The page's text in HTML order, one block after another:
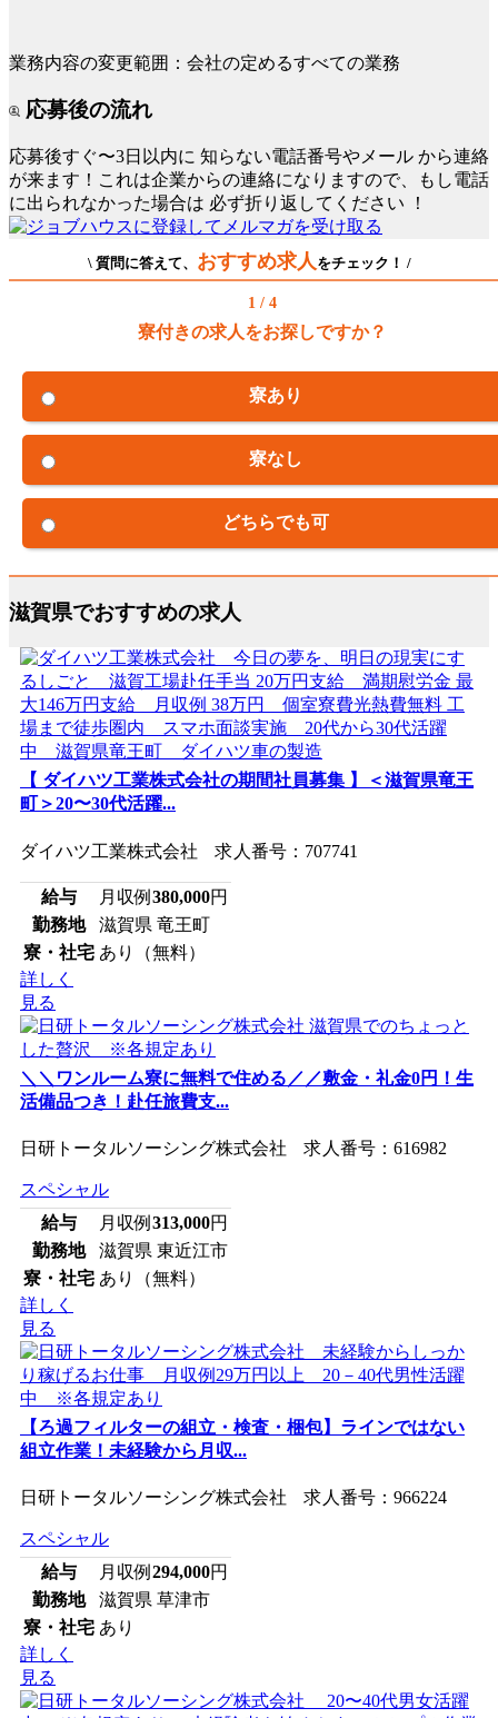
業務内容の変更範囲：会社の定めるすべての業務
応募後の流れ
応募後すぐ〜3日以内に 知らない電話番号やメール から連絡
が来ます！これは企業からの連絡になりますので、もし電話
に出られなかった場合は 必ず折り返してください ！
\ 質問に答えて、 おすすめ求人をチェック！ /
1 / 4
寮付きの求人をお探しですか？
寮あり
寮なし
どちらでも可
滋賀県でおすすめの求人
【 ダイハツ工業株式会社の期間社員募集 】＜滋賀県竜王
町＞20〜30代活躍...
ダイハツ工業株式会社 求人番号：707741
給与 月収例 380,000円
勤務地
滋賀県 竜王町
寮・社宅 あり（無料）
詳しく
見る
＼＼ワンルーム寮に無料で住める／／敷金・礼金0円！生
活備品つき！赴任旅費支...
日研トータルソーシング株式会社 求人番号：616982
スペシャル
給与
月収例 313,000円
勤務地
滋賀県 東近江市
寮・社宅 あり（無料）
詳しく
見る
【ろ過フィルターの組立・検査・梱包】ラインではない
組立作業！未経験から月収...
日研トータルソーシング株式会社 求人番号：966224
スペシャル
給与
月収例 294,000円
勤務地
滋賀県 草津市
寮・社宅 あり
詳しく
見る